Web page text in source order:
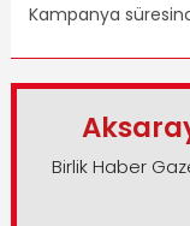
Kampanya
Birlik Haber